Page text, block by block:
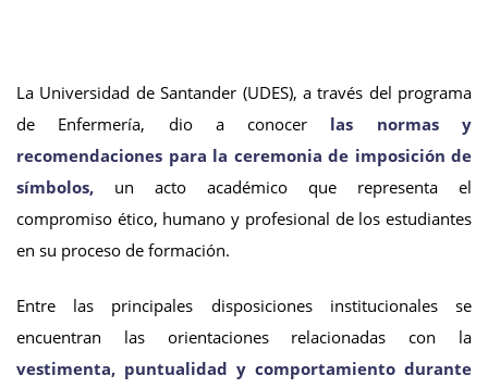
La Universidad de Santander (UDES), a través del programa
de Enfermería, dio a conocer las normas y
recomendaciones para la ceremonia de imposición de
símbolos, un acto académico que representa el
compromiso ético, humano y profesional de los estudiantes
en su proceso de formación.
Entre las principales disposiciones institucionales se
encuentran las orientaciones relacionadas con la
vestimenta, puntualidad y comportamiento durante